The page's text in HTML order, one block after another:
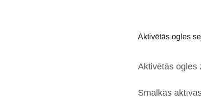
Aktivētās ogles
Aktivētās ogles
Smalkās